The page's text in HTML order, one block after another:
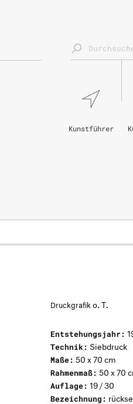
Kunstführer
Druckgrafik o. T.
Entstehungsjahr:
Technik: Siebdruck
Maße: 50 x 70 cm
Rahmenmaß: 50 x 70
Auflage: 19 / 30
Bezeichnung: